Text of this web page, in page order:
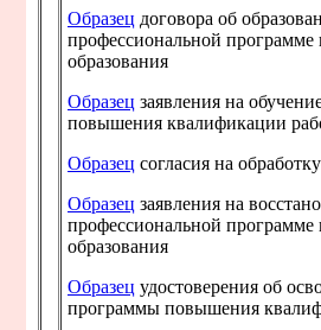
Образец договора об
профессиональной
образования
Образец заявления на
повышения квалификации
Образец согласия на
Образец заявления на
профессиональной
образования
Образец удостоверения об
программы повышения